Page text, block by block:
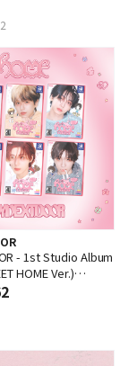
- 1st Studio Album
HOME Ver.)